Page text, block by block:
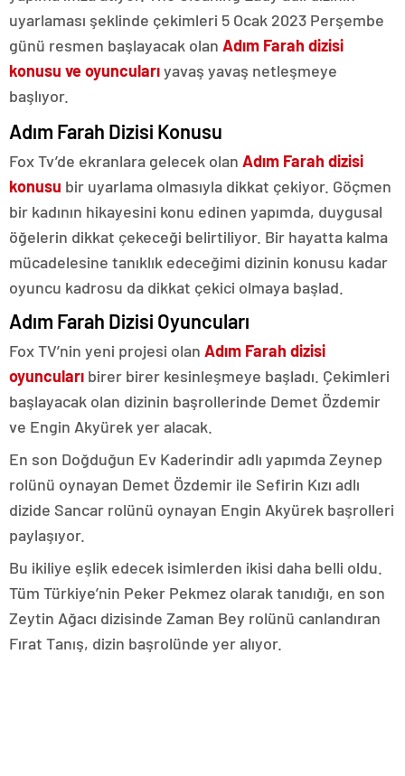
uyarlaması şeklinde çekimleri 5 Ocak 2023 Perşembe
günü resmen başlayacak olan Adım Farah dizisi
konusu ve oyuncularıyavaş yavaş netleşmeye
başlıyor.
Adım Farah Dizisi Konusu
Fox Tv’de ekranlara gelecek olan Adım Farah dizisi
konusu bir uyarlama olmasıyla dikkat çekiyor. Göçmen
bir kadının hikayesini konu edinen yapımda, duygusal
öğelerin dikkat çekeceği belirtiliyor. Bir hayatta kalma
mücadelesine tanıklık edeceğimi dizinin konusu kadar
oyuncu kadrosu da dikkat çekici olmaya başlad.
Adım Farah Dizisi Oyuncuları
Fox TV’nin yeni projesi olan Adım Farah dizisi
oyuncuları birer birer kesinleşmeye başladı. Çekimleri
başlayacak olan dizinin başrollerinde Demet Özdemir
ve Engin Akyürek yer alacak.
En son Doğduğun Ev Kaderindir adlı yapımda Zeynep
rolünü oynayan Demet Özdemir ile Sefirin Kızı adlı
dizide Sancar rolünü oynayan Engin Akyürek başrolleri
paylaşıyor.
Bu ikiliye eşlik edecek isimlerden ikisi daha belli oldu.
Tüm Türkiye’nin Peker Pekmez olarak tanıdığı, en son
Zeytin Ağacı dizisinde Zaman Bey rolünü canlandıran
Fırat Tanış, dizin başrolünde yer alıyor.